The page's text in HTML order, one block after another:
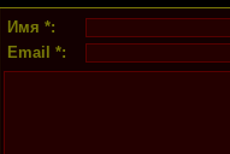
Имя *:
Email *: